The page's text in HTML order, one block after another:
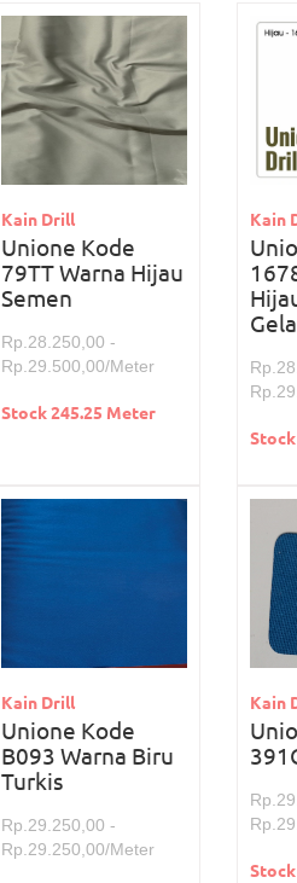
Kain Drill
Unione Kode
79TT Warna Hijau
Semen
Rp.28.250,00 -
Rp.29.500,00/Meter
Stock 245.25 Meter
Kain
Kain Drill
Unione Kode
B093 Warna Biru
Turkis
Rp.29.250,00 -
Rp.29.250,00/Meter
Kain